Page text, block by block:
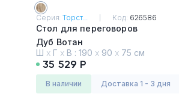
Серия:Торст... Код: 626586
Стол для переговоров
Дуб Вотан
Ш х Г х В : 190 х 90 х 75 см
35 529 Р
в наличии Доставка 1 - 3 дня